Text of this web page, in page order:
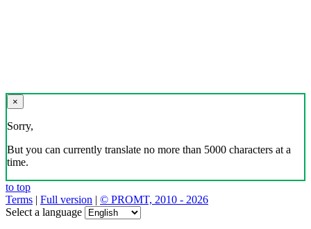
×
Sorry,
But you can currently translate no more than 5000 characters at a
time.
to top
Terms | Full version | © PROMT, 2010 - 2026
Select a language